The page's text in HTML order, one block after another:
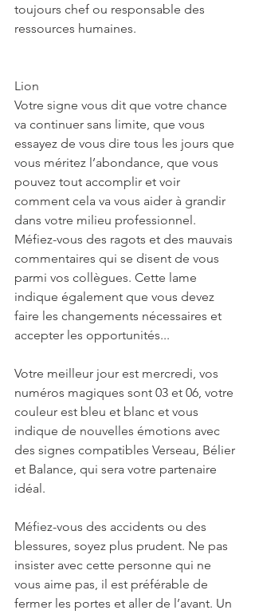
toujours chef ou responsable des
ressources humaines.
Lion
Votre signe vous dit que votre chance
va continuer sans limite, que vous
essayez de vous dire tous les jours que
vous méritez l’abondance, que vous
pouvez tout accomplir et voir
comment cela va vous aider à grandir
dans votre milieu professionnel.
Méfiez-vous des ragots et des mauvais
commentaires qui se disent de vous
parmi vos collègues. Cette lame
indique également que vous devez
faire les changements nécessaires et
accepter les opportunités...
Votre meilleur jour est mercredi, vos
numéros magiques sont 03 et 06, votre
couleur est bleu et blanc et vous
indique de nouvelles émotions avec
des signes compatibles Verseau, Bélier
et Balance, qui sera votre partenaire
idéal.
Méfiez-vous des accidents ou des
blessures, soyez plus prudent. Ne pas
insister avec cette personne qui ne
vous aime pas, il est préférable de
fermer les portes et aller de l’avant. Un